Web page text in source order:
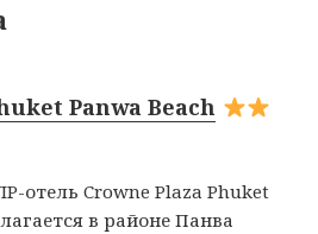
Panwa Beach
отель Crowne Plaza Phuket
в районе Панва